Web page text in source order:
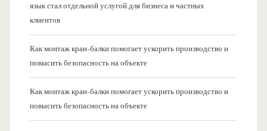
язык стал отдельной услугой для бизнеса и частных
клиентов
Как монтаж кран-балки помогает ускорить производство и
повысить безопасность на объекте
Как монтаж кран-балки помогает ускорить производство и
повысить безопасность на объекте